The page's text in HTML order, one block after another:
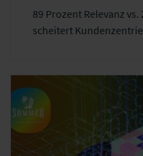
89 Prozent Relevanz
scheitert